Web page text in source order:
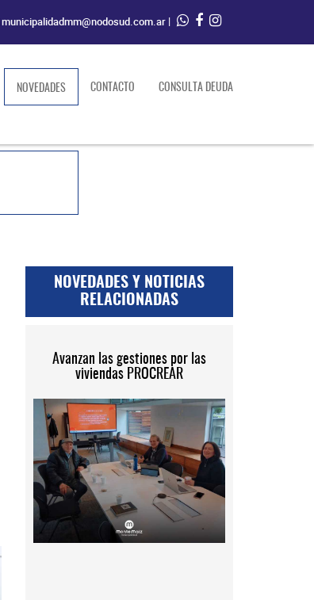
municipalidadmm@nodosud.com.ar |
NOVEDADES(current)CONTACTO CONSULTA DEUDA
NOVEDADES Y NOTICIAS
RELACIONADAS
Avanzan las gestiones por las
viviendas PROCREAR